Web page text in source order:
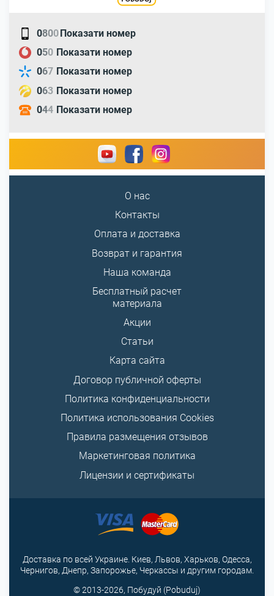
0800Показати номер
050 Показати номер
067 Показати номер
063 Показати номер
044 Показати номер
О нас
Контакты
Оплата и доставка
Возврат и гарантия
Наша команда
Бесплатный расчет
материала
Акции
Статьи
Карта сайта
Договор публичной оферты
Политика конфиденциальности
Политика использования Cookies
Правила размещения отзывов
Маркетинговая политика
Лицензии и сертификаты
© 2013-2026, Побудуй (Pobuduj)
Доставка по всей Украине. Киев, Львов, Харьков, Одесса,
Чернигов, Днепр, Запорожье, Черкассы и другим городам.